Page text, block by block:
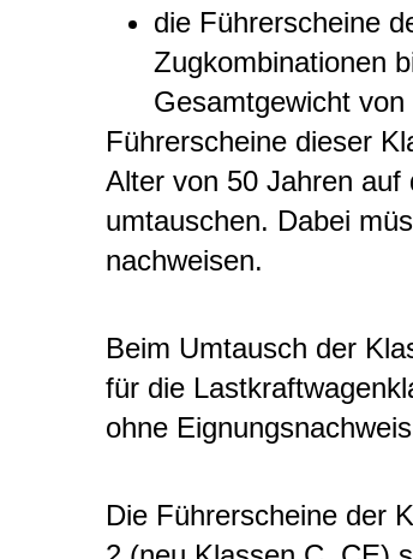
die Führerscheine
Zugkombinationen
Gesamtgewicht von
Führerscheine dieser
Alter von 50 Jahren auf
umtauschen. Dabei
nachweisen.
Beim Umtausch der
für die
ohne
Die Führerscheine der